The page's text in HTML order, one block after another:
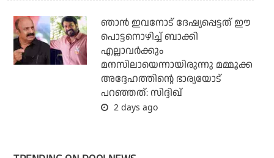
ഞാന്‍ ഇവനോട് ദേഷ്യപ്പെട്ടത് ഈ
പൊട്ടനൊഴിച്ച് ബാക്കി
എല്ലാവര്‍ക്കും
മനസിലായെന്നായിരുന്നു മമ്മൂക്ക
അദ്ദേഹത്തിന്റെ ഭാര്യയോട്
പറഞ്ഞത്: സിദ്ദിഖ്
2 days ago